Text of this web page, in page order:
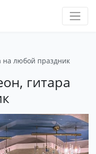
на любой праздник
гитара